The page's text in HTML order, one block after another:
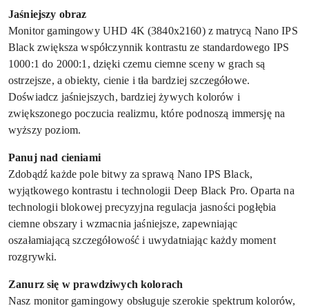
Jaśniejszy obraz
Monitor gamingowy UHD 4K (3840x2160) z matrycą Nano IPS
Black zwiększa współczynnik kontrastu ze standardowego IPS
1000:1 do 2000:1, dzięki czemu ciemne sceny w grach są
ostrzejsze, a obiekty, cienie i tła bardziej szczegółowe.
Doświadcz jaśniejszych, bardziej żywych kolorów i
zwiększonego poczucia realizmu, które podnoszą immersję na
wyższy poziom.
Panuj nad cieniami
Zdobądź każde pole bitwy za sprawą Nano IPS Black,
wyjątkowego kontrastu i technologii Deep Black Pro. Oparta na
technologii blokowej precyzyjna regulacja jasności pogłębia
ciemne obszary i wzmacnia jaśniejsze, zapewniając
oszałamiającą szczegółowość i uwydatniając każdy moment
rozgrywki.
Zanurz się w prawdziwych kolorach
Nasz monitor gamingowy obsługuje szerokie spektrum kolorów,